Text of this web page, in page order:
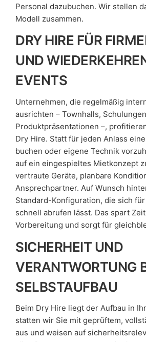
Personal dazubuchen. Wir stellen
Modell zusammen.
DRY HIRE FÜR
UND
EVENTS
Unternehmen, die regelmäßig
ausrichten – Townhalls,
Produktpräsentationen –,
Dry Hire. Statt für jeden Anlass
buchen oder eigene Technik
auf ein eingespieltes Mietkonzept
vertraute Geräte, planbare
Ansprechpartner. Auf Wunsch
Standard-Konfiguration, die sich
schnell abrufen lässt. Das spart
Vorbereitung und sorgt für
SICHERHEIT UND
VERANTWORTUNG
SELBSTAUFBAU
Beim Dry Hire liegt der Aufbau in
statten wir Sie mit geprüftem,
aus und weisen auf